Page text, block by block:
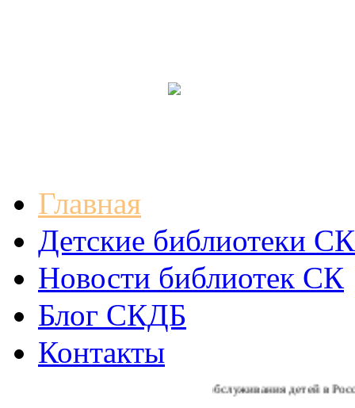
Главная
Детские библиотеки СК
Новости библиотек СК
Блог СКДБ
Контакты
Из Концепции библиотечного обслуживания детей в